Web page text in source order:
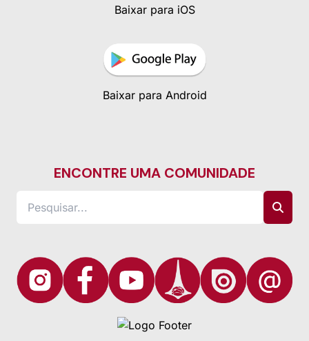
Baixar para iOS
Baixar para Android
ENCONTRE UMA COMUNIDADE